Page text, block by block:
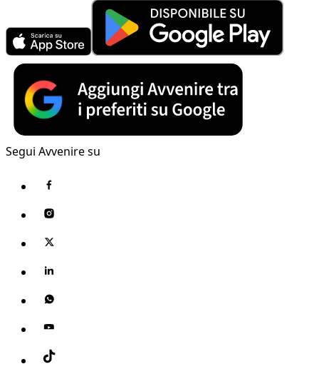
Segui Avvenire su